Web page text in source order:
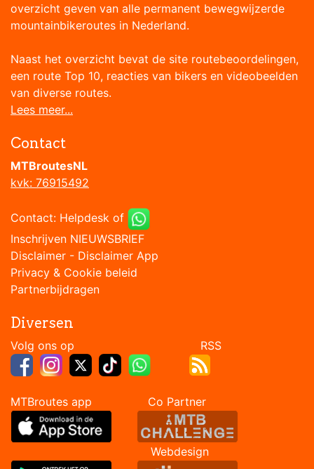
overzicht geven van alle permanent bewegwijzerde
mountainbikeroutes in Nederland.
Naast het overzicht bevat de site routebeoordelingen,
een route Top 10, reacties van bikers en videobeelden
van diverse routes.
Lees meer...
Contact
MTBroutesNL
kvk: 76915492
Contact: Helpdesk of
Inschrijven NIEUWSBRIEF
Disclaimer - Disclaimer App
Privacy & Cookie beleid
Partnerbijdragen
Diversen
Volg ons op RSS
MTBroutes app Co Partner
Webdesign